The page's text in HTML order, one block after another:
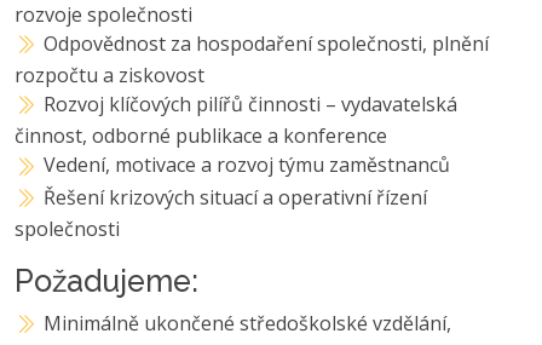
rozvoje společnosti
Odpovědnost za hospodaření společnosti, plnění
rozpočtu a ziskovost
Rozvoj klíčových pilířů činnosti – vydavatelská
činnost, odborné publikace a konference
Vedení, motivace a rozvoj týmu zaměstnanců
Řešení krizových situací a operativní řízení
společnosti
Požadujeme:
Minimálně ukončené středoškolské vzdělání,